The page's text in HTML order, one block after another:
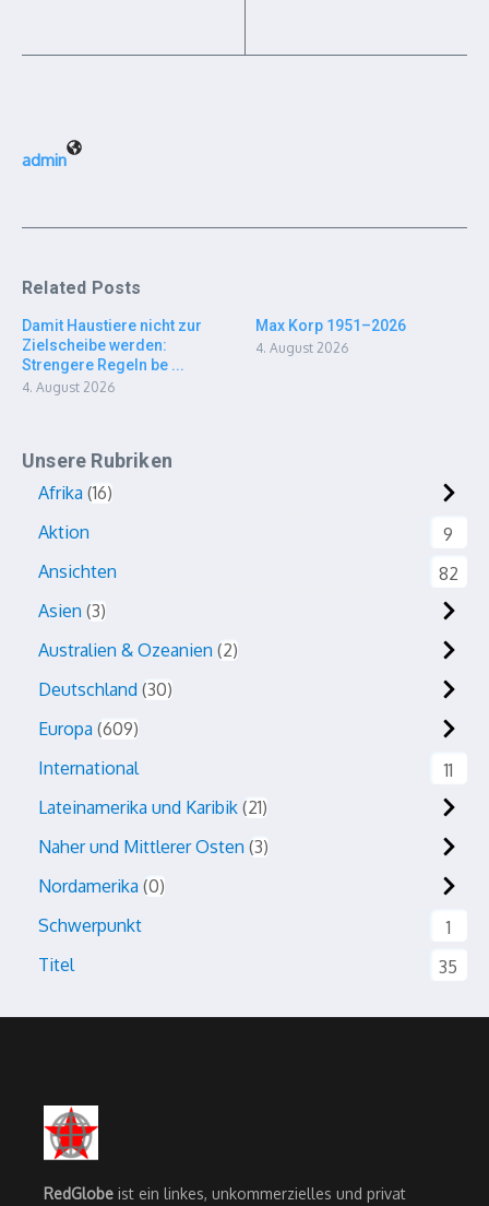
admin
Related Posts
Damit Haustiere nicht zur
Zielscheibe werden:
Strengere Regeln be ...
4. August 2026
Max Korp 1951–2026
4. August 2026
Unsere Rubriken
Afrika 16
Aktion
9
Ansichten
82
Asien 3
Australien & Ozeanien 2
Deutschland 30
Europa 609
International
11
Lateinamerika und Karibik 21
Naher und Mittlerer Osten 3
Nordamerika 0
Schwerpunkt
1
Titel
35
RedGlobe ist ein linkes, unkommerzielles und privat